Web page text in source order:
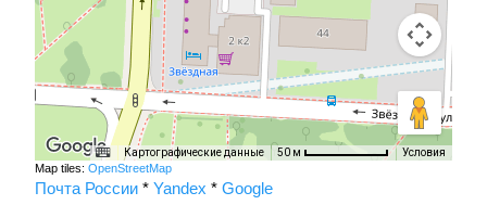
Картографические данные 50 м Условия
Map tiles: OpenStreetMap
Почта России * Yandex * Google